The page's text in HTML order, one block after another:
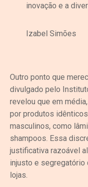
inovação e a
Izabel Simões
Outro ponto que
divulgado pelo
revelou que em
por produtos
masculinos, como
shampoos. Essa
justificativa razoável
injusto e segregatório
lojas.